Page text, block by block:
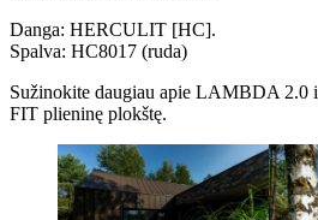
Danga: HERCULIT [HC].
Spalva: HC8017 (ruda)
Sužinokite daugiau apie LAMBDA 2.0
FIT plieninę plokštę.